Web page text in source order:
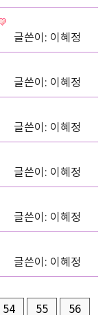
글쓴이: 이혜정
글쓴이: 이혜정
글쓴이: 이혜정
글쓴이: 이혜정
글쓴이: 이혜정
글쓴이: 이혜정
54 55 56